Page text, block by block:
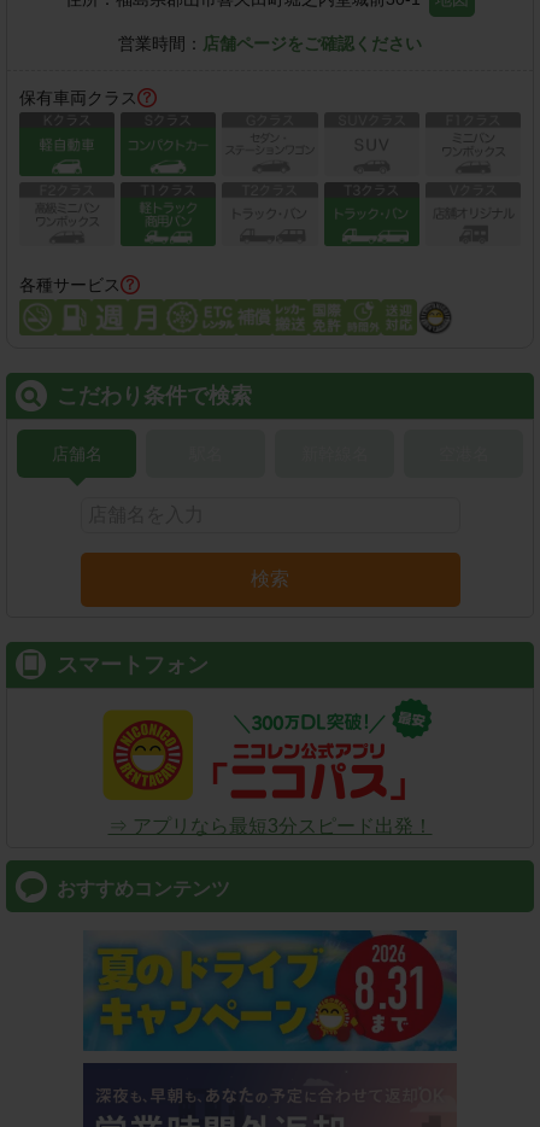
営業時間： 店舗ページをご確認ください
保有車両クラス
各種サービス
こだわり条件で検索
店舗名
検索
スマートフォン
⇒ アプリなら最短3分スピード出発！
おすすめコンテンツ